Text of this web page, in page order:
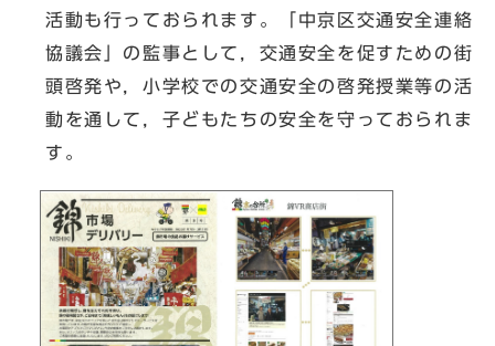
活動も行っておられます。「中京区交通安全連絡
協議会」の監事として，交通安全を促すための街
頭啓発や，小学校での交通安全の啓発授業等の活
動を通して，子どもたちの安全を守っておられま
す。